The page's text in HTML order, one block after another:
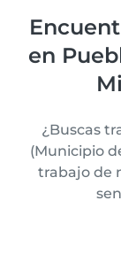
en
¿Buscas
(Municipio
trabajo de